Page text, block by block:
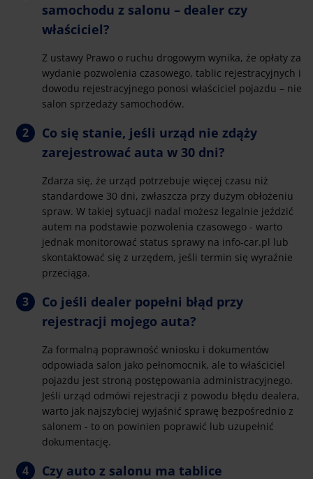
samochodu z salonu – dealer czy
właściciel?
Z ustawy Prawo o ruchu drogowym wynika, że opłaty za
wydanie pozwolenia czasowego, tablic rejestracyjnych i
dowodu rejestracyjnego ponosi właściciel pojazdu – nie
salon sprzedaży samochodów.
Co się stanie, jeśli urząd nie zdąży
zarejestrować auta w 30 dni?
Zdarza się, że urząd potrzebuje więcej czasu niż
standardowe 30 dni, zwłaszcza przy dużym obłożeniu
spraw. W takiej sytuacji nadal możesz legalnie jeździć
autem na podstawie pozwolenia czasowego - warto
jednak monitorować status sprawy na info-car.pl lub
skontaktować się z urzędem, jeśli termin się wyraźnie
przeciąga.
Co jeśli dealer popełni błąd przy
rejestracji mojego auta?
Za formalną poprawność wniosku i dokumentów
odpowiada salon jako pełnomocnik, ale to właściciel
pojazdu jest stroną postępowania administracyjnego.
Jeśli urząd odmówi rejestracji z powodu błędu dealera,
warto jak najszybciej wyjaśnić sprawę bezpośrednio z
salonem - to on powinien poprawić lub uzupełnić
dokumentację.
Czy auto z salonu ma tablice